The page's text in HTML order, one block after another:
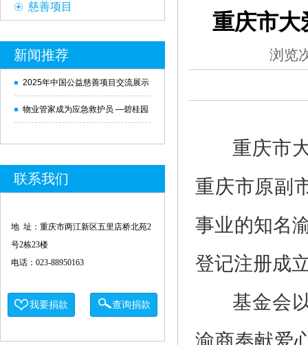
慈善项目
新闻推荐
2025年中国公益慈善项目交流展示
会新闻发布会在北京举行
物业管家成为应急救护员 —碧桂园
联系我们
地 址：重庆市两江新区五里店桥北苑2
号2栋23楼
电话：023-88950163
我要捐款 查询捐款
重庆市大
浏览
重庆市大
重庆市原副
事业的知名
登记注册成
基金会以
渝商奉献爱